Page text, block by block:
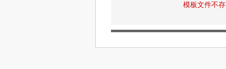
模板文件不